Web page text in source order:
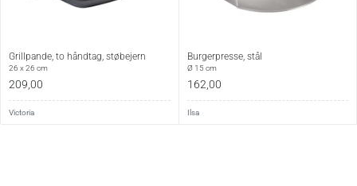
Grillpande, to håndtag, støbejern
26 x 26 cm
209,00
Victoria
Burgerpresse, stål
Ø 15 cm
162,00
Ilsa